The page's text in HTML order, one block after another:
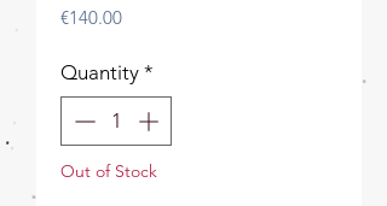
€140.00Price
Quantity *
Out of Stock